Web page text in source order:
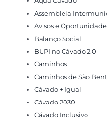
Assembleia
Avisos e
Balanço Social
BUPI no Cávado 2.0
Caminhos
Caminhos de São
Cávado + Igual
Cávado 2030
Cávado Inclusivo